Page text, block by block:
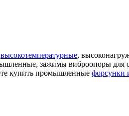
высокотемпературные,
зажимы виброопоры для
купить промышленные форсунки